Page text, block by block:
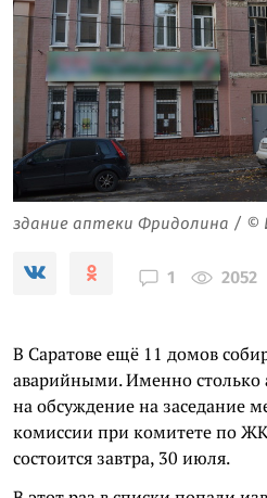
здание аптеки Фридолина / ©
1 2052
В Саратове ещё 11 домов
аварийными. Именно столько
на обсуждение на заседание
комиссии при комитете по
состоится завтра, 30 июля.